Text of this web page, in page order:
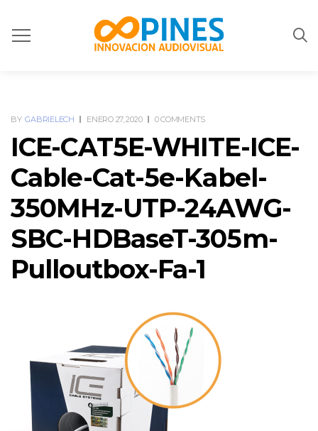
BY GABRIELECH ENERO 27, 2020 0 COMMENTS
ICE-CAT5E-WHITE-ICE-
Cable-Cat-5e-Kabel-
350MHz-UTP-24AWG-
SBC-HDBaseT-305m-
Pulloutbox-Fa-1